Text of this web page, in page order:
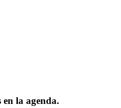
en la agenda.